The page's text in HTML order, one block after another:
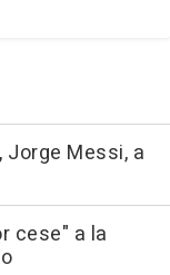
Jorge Messi, a
cese" a la